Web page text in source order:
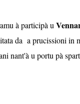
à participà u
da a prucissioni in
nant'à u portu pà